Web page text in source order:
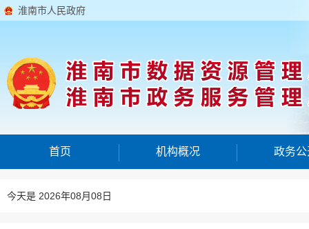
淮南市人民政府
首页 机构概况 政务公
今天是 2026年08月08日